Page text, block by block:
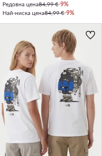
Редовна цена84,99 €-9%
Най-ниска цена84,99 €-9%